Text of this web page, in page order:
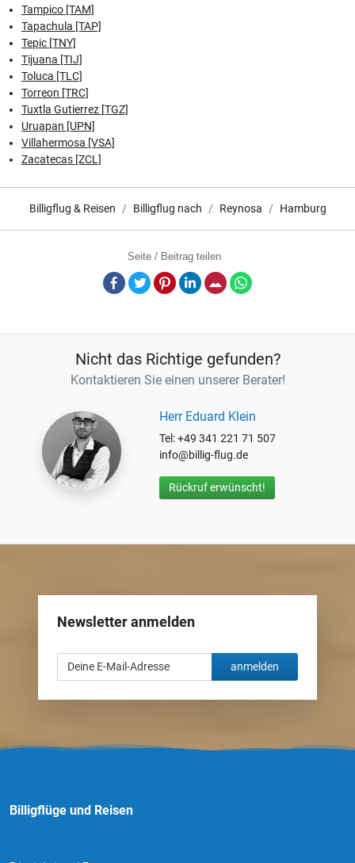
Tampico [TAM]
Tapachula [TAP]
Tepic [TNY]
Tijuana [TIJ]
Toluca [TLC]
Torreon [TRC]
Tuxtla Gutierrez [TGZ]
Uruapan [UPN]
Villahermosa [VSA]
Zacatecas [ZCL]
Billigflug & Reisen Billigflug nach Reynosa Hamburg
Seite / Beitrag teilen
Facebook
TwitterPinterestLinkedInE-Mail
Nicht das Richtige gefunden?
Kontaktieren Sie einen unserer Berater!
Herr Eduard Klein
Tel: +49 341 221 71 507
info@billig-flug.de
Rückruf erwünscht!
Newsletter anmelden
anmelden
Billigflüge und Reisen